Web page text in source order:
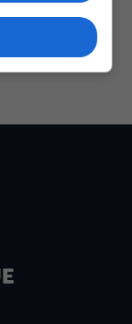
NOTRE